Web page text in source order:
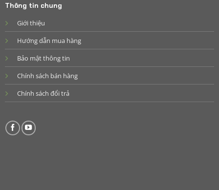
Thông tin chung
Giới thiệu
Hướng dẫn mua hàng
Bảo mật thông tin
Chính sách bán hàng
Chính sách đổi trả